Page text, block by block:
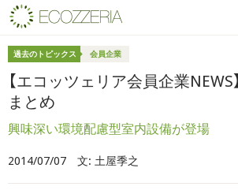
過去のトピックス 会員企業
【エコッツェリア会員企業NEWS
まとめ
興味深い環境配慮型室内設備が登場
2014/07/07 文: 土屋季之